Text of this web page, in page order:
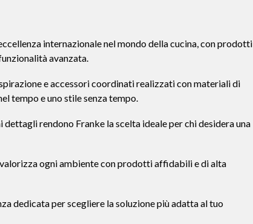
internazionale nel mondo della cucina, con prodotti
avanzata.
e accessori coordinati realizzati con materiali di
tempo e uno stile senza tempo.
rendono Franke la scelta ideale per chi desidera una
ogni ambiente con prodotti affidabili e di alta
dedicata per scegliere la soluzione più adatta al tuo